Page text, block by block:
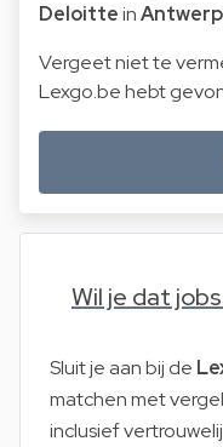
DeloitteinAntwerp
Vergeet niet te
Lexgo.be hebt
Wil je dat
Sluit je aan bij de
matchen met
inclusief